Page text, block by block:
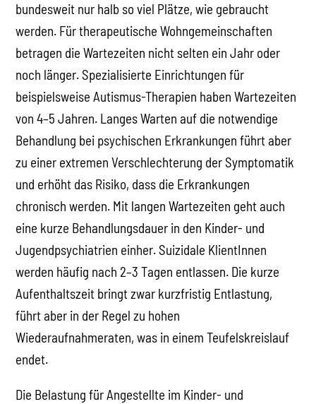
bundesweit nur halb so viel Plätze, wie gebraucht
werden. Für therapeutische Wohngemeinschaften
betragen die Wartezeiten nicht selten ein Jahr oder
noch länger. Spezialisierte Einrichtungen für
beispielsweise Autismus-Therapien haben Wartezeiten
von 4–5 Jahren. Langes Warten auf die notwendige
Behandlung bei psychischen Erkrankungen führt aber
zu einer extremen Verschlechterung der Symptomatik
und erhöht das Risiko, dass die Erkrankungen
chronisch werden. Mit langen Wartezeiten geht auch
eine kurze Behandlungsdauer in den Kinder- und
Jugendpsychiatrien einher. Suizidale KlientInnen
werden häufig nach 2–3 Tagen entlassen. Die kurze
Aufenthaltszeit bringt zwar kurzfristig Entlastung,
führt aber in der Regel zu hohen
Wiederaufnahmeraten, was in einem Teufelskreislauf
endet.
Die Belastung für Angestellte im Kinder- und